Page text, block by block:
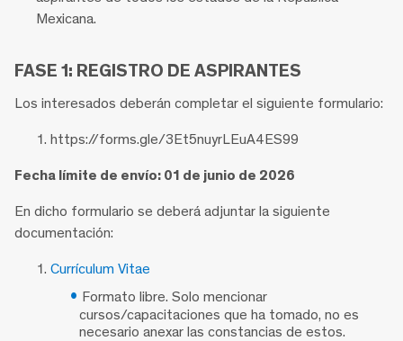
Mexicana.
FASE 1: REGISTRO DE ASPIRANTES
Los interesados deberán completar el siguiente formulario:
https://forms.gle/3Et5nuyrLEuA4ES99
Fecha límite de envío: 01 de junio de 2026
En dicho formulario se deberá adjuntar la siguiente
documentación:
Currículum Vitae
Formato libre. Solo mencionar
cursos/capacitaciones que ha tomado, no es
necesario anexar las constancias de estos.